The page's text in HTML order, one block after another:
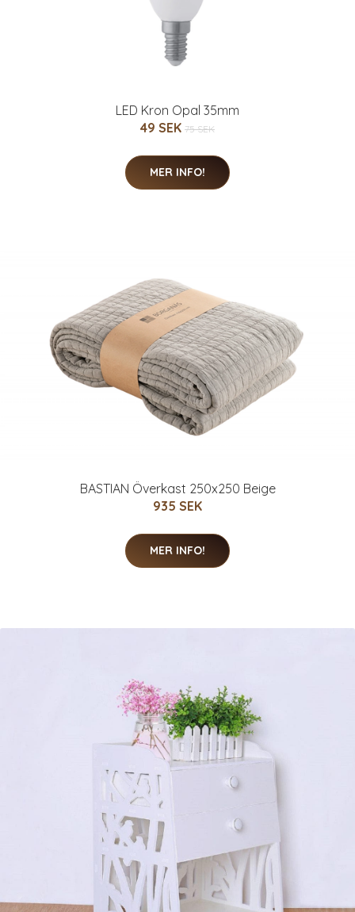
LED Kron Opal 35mm
49 SEK 75 SEK
MER INFO!
BASTIAN Överkast 250x250 Beige
935 SEK
MER INFO!